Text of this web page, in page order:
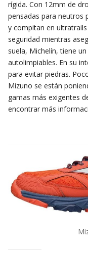
rígida. Con 12mm de
pensadas para neutros
y compitan en
seguridad mientras
suela, Michelín, tiene
autolimpiables. En su
para evitar piedras.
Mizuno se están
gamas más exigentes
encontrar más